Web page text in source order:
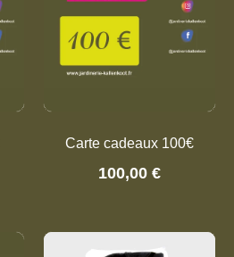
Carte cadeaux 100€
100,00 €